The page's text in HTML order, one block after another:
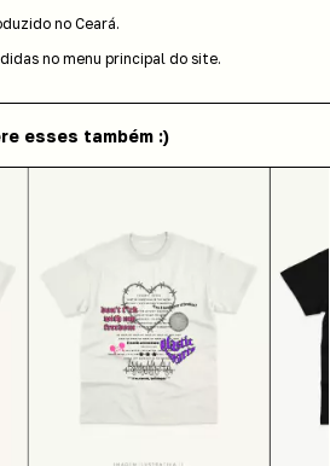
no Ceará.
no menu principal do site.
esses também :)